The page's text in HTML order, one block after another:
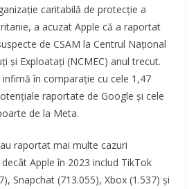
caritabilă de protecție a
a acuzat Apple că a raportat
de CSAM la Centrul Național
și Exploatați (NCMEC) anul trecut.
în comparație cu cele 1,47
raportate de Google și cele
de la Meta.
raportat mai multe cazuri
Apple în 2023 includ TikTok
Snapchat (713.055), Xbox (1.537) și